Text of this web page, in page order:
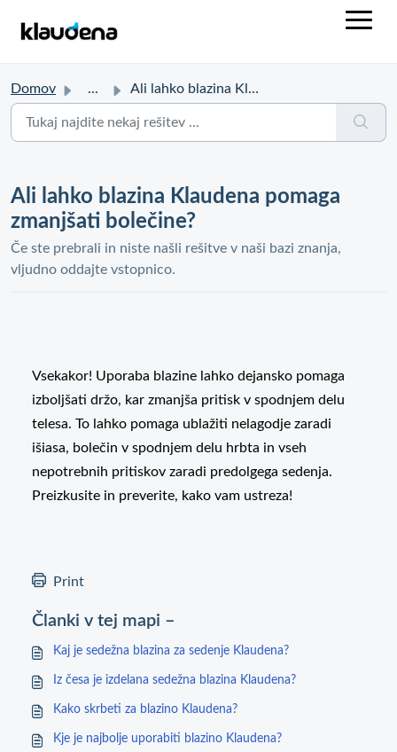
Domov ... Ali lahko blazina Klaudena pomaga zmanjšati bolečine?
Ali lahko blazina Klaudena pomaga
zmanjšati bolečine?
Če ste prebrali in niste našli rešitve v naši bazi znanja,
vljudno oddajte vstopnico.
Vsekakor! Uporaba blazine lahko dejansko pomaga
izboljšati držo, kar zmanjša pritisk v spodnjem delu
telesa. To lahko pomaga ublažiti nelagodje zaradi
išiasa, bolečin v spodnjem delu hrbta in vseh
nepotrebnih pritiskov zaradi predolgega sedenja.
Preizkusite in preverite, kako vam ustreza!
Print
Članki v tej mapi –
Kaj je sedežna blazina za sedenje Klaudena?
Iz česa je izdelana sedežna blazina Klaudena?
Kako skrbeti za blazino Klaudena?
Kje je najbolje uporabiti blazino Klaudena?